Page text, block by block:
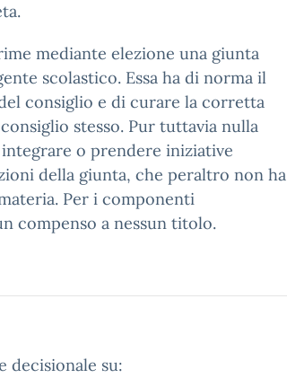
mediante elezione una giunta
scolastico. Essa ha di norma il
consiglio e di curare la corretta
stesso. Pur tuttavia nulla
o prendere iniziative
della giunta, che peraltro non ha
Per i componenti
compenso a nessun titolo.
decisionale su: